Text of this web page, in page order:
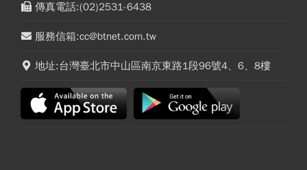
傳真電話:(02)2531-6438
服務信箱:cc@btnet.com.tw
地址:台灣臺北市中山區南京東路1段96號4、6、8樓